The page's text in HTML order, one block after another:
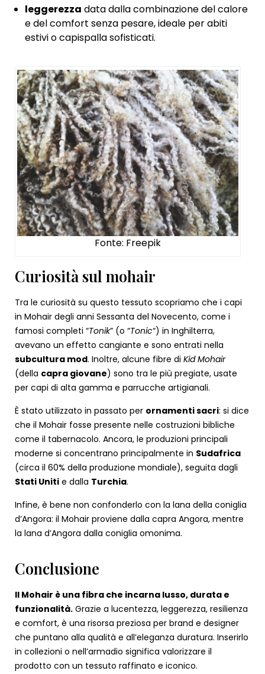
leggerezza data dalla combinazione del calore
e del comfort senza pesare, ideale per abiti
estivi o capispalla sofisticati.
Fonte: Freepik
Curiosità sul mohair
Tra le curiosità su questo tessuto scopriamo che i capi
in Mohair degli anni Sessanta del Novecento, come i
famosi completi “Tonik” (o “Tonic“) in Inghilterra,
avevano un effetto cangiante e sono entrati nella
subcultura mod. Inoltre, alcune fibre di Kid Mohair
(della capra giovane) sono tra le più pregiate, usate
per capi di alta gamma e parrucche artigianali.
È stato utilizzato in passato per ornamenti sacri: si dice
che il Mohair fosse presente nelle costruzioni bibliche
come il tabernacolo. Ancora, le produzioni principali
moderne si concentrano principalmente in Sudafrica
(circa il 60% della produzione mondiale), seguita dagli
Stati Uniti e dalla Turchia.
Infine, è bene non confonderlo con la lana della coniglia
d’Angora: il Mohair proviene dalla capra Angora, mentre
la lana d’Angora dalla coniglia omonima.
Conclusione
Il Mohair è una fibra che incarna lusso, durata e
funzionalità. Grazie a lucentezza, leggerezza, resilienza
e comfort, è una risorsa preziosa per brand e designer
che puntano alla qualità e all’eleganza duratura. Inserirlo
in collezioni o nell’armadio significa valorizzare il
prodotto con un tessuto raffinato e iconico.